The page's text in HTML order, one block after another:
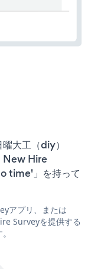
大工（diy）
New Hire
time'」を持って
アプリ、または
Surveyを提供する